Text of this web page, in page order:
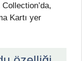
Kartı yer